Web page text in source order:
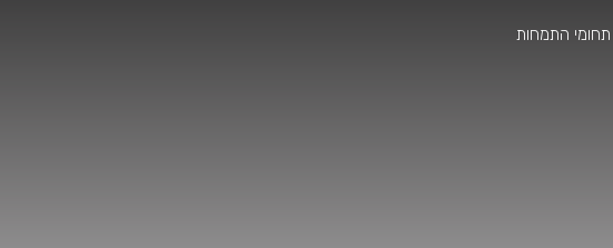
תחומי התמחות